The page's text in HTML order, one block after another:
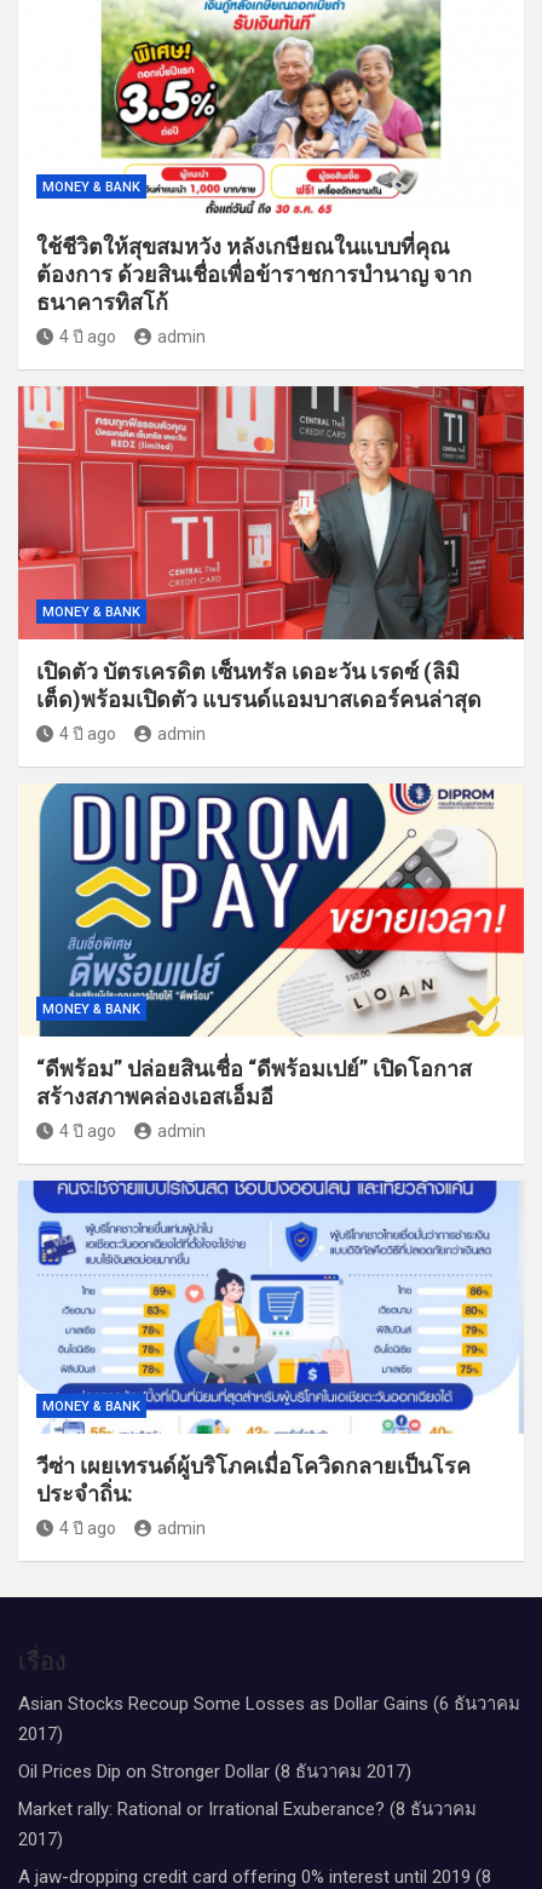
MONEY & BANK
ใช้ชีวิตให้สุขสมหวัง หลังเกษียณในแบบที่คุณ
ต้องการ ด้วยสินเชื่อเพื่อข้าราชการบำนาญ จาก
ธนาคารทิสโก้
4 ปี ago admin
MONEY & BANK
เปิดตัว บัตรเครดิต เซ็นทรัล เดอะวัน เรดซ์ (ลิมิ
เต็ด)พร้อมเปิดตัว แบรนด์แอมบาสเดอร์คนล่าสุด
4 ปี ago admin
MONEY & BANK
“ดีพร้อม” ปล่อยสินเชื่อ “ดีพร้อมเปย์” เปิดโอกาส
สร้างสภาพคล่องเอสเอ็มอี
4 ปี ago admin
MONEY & BANK
วีซ่า เผยเทรนด์ผู้บริโภคเมื่อโควิดกลายเป็นโรค
ประจำถิ่น:
4 ปี ago admin
เรื่อง
Asian Stocks Recoup Some Losses as Dollar Gains (6 ธันวาคม
2017)
Oil Prices Dip on Stronger Dollar (8 ธันวาคม 2017)
Market rally: Rational or Irrational Exuberance? (8 ธันวาคม
2017)
A jaw-dropping credit card offering 0% interest until 2019 (8